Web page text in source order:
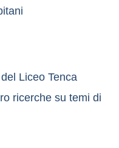
Liceo Tenca
ricerche su temi di